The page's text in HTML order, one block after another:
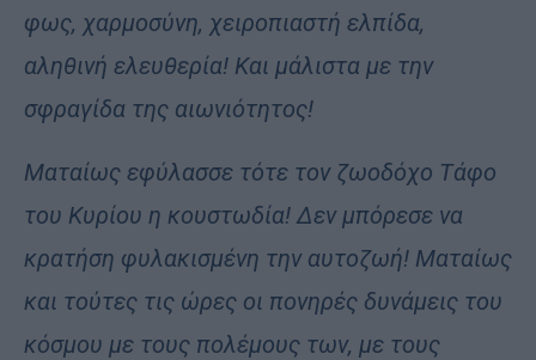
φως, χαρμοσύνη, χειροπιαστή ελπίδα,
αληθινή ελευθερία! Και μάλιστα με την
σφραγίδα της αιωνιότητος!
Ματαίως εφύλασσε τότε τον ζωοδόχο Τάφο
του Κυρίου η κουστωδία! Δεν μπόρεσε να
κρατήση φυλακισμένη την αυτοζωή! Ματαίως
και τούτες τις ώρες οι πονηρές δυνάμεις του
κόσμου με τους πολέμους των, με τους